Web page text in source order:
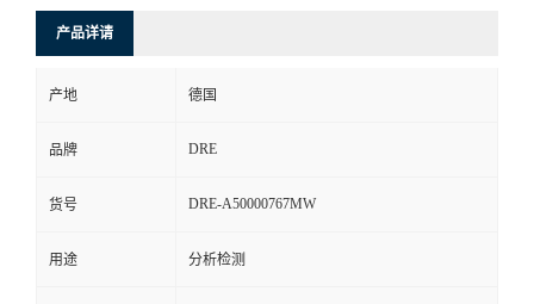
产品详请
产地 德国
品牌 DRE
货号 DRE-A50000767MW
用途 分析检测